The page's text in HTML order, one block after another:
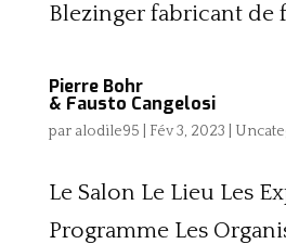
Blezinger fabricant de
Pierre Bohr
& Fausto Cangelosi
par alodile95 Fév 3, 2023
Le Salon Le Lieu Les
Programme Les